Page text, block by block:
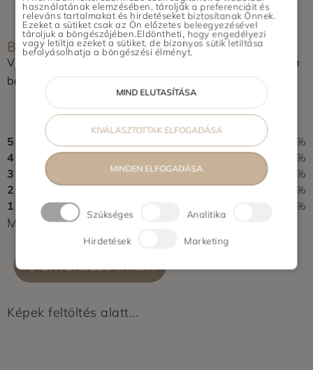
Halásztelek, Remeteszőlős, Budajenő
Vidék: Pécs, Szeged, Újszentiván,
Tiszasziget, Deszk, Debrecen, Nyíregyháza,
BOLT ÉRTÉKELÉSE
Vásároltál az üzletben? Segítsd a többieket, értékeld a
boltot és írj pár soros véleményt.
0 vélemény alapján
5
0%
4
0%
3
0%
2
0%
1
0%
Még nem érkezett értékelés. Légy Te az első!
ÉRTÉKELÉS ÍRÁSA
Képek feltöltés alatt...
használatának elemzésében, tárolják a preferenciáit és
releváns tartalmakat és hirdetéseket biztosítanak Önnek.
Ezeket a sütiket csak az Ön előzetes beleegyezésével
tároljuk a böngészőjében.Eldöntheti, hogy engedélyezi
vagy letiltja ezeket a sütiket, de bizonyos sütik letiltása
befolyásolhatja a böngészési élményt.
MIND ELUTASÍTÁSA
KIVÁLASZTOTTAK ELFOGADÁSA
MINDEN ELFOGADÁSA
Szükséges Analitika
Hirdetések Marketing